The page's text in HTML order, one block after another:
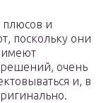
плюсов и
поскольку они
имеют
очень
и, в